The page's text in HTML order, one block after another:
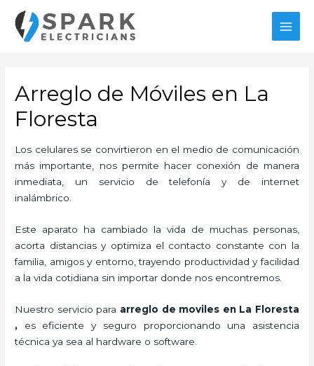
contenido
Arreglo de Móviles en La
Floresta
Los celulares se convirtieron en el medio de comunicación
más importante, nos permite hacer conexión de manera
inmediata, un servicio de telefonía y de internet
inalámbrico.
Este aparato ha cambiado la vida de muchas personas,
acorta distancias y optimiza el contacto constante con la
familia, amigos y entorno, trayendo productividad y facilidad
a la vida cotidiana sin importar donde nos encontremos.
Nuestro servicio para arreglo de moviles en La Floresta
, es eficiente y seguro proporcionando una asistencia
técnica ya sea al hardware o software.